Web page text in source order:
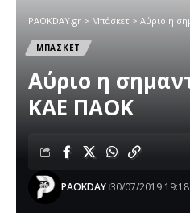
PAOKDAY.gr > Μπάσκετ > Αύριο η
ΜΠΑΣΚΕΤ
Αύριο η
ΚΑΕ ΠΑΟΚ
PAOKDAY 30/07/2019 19:18